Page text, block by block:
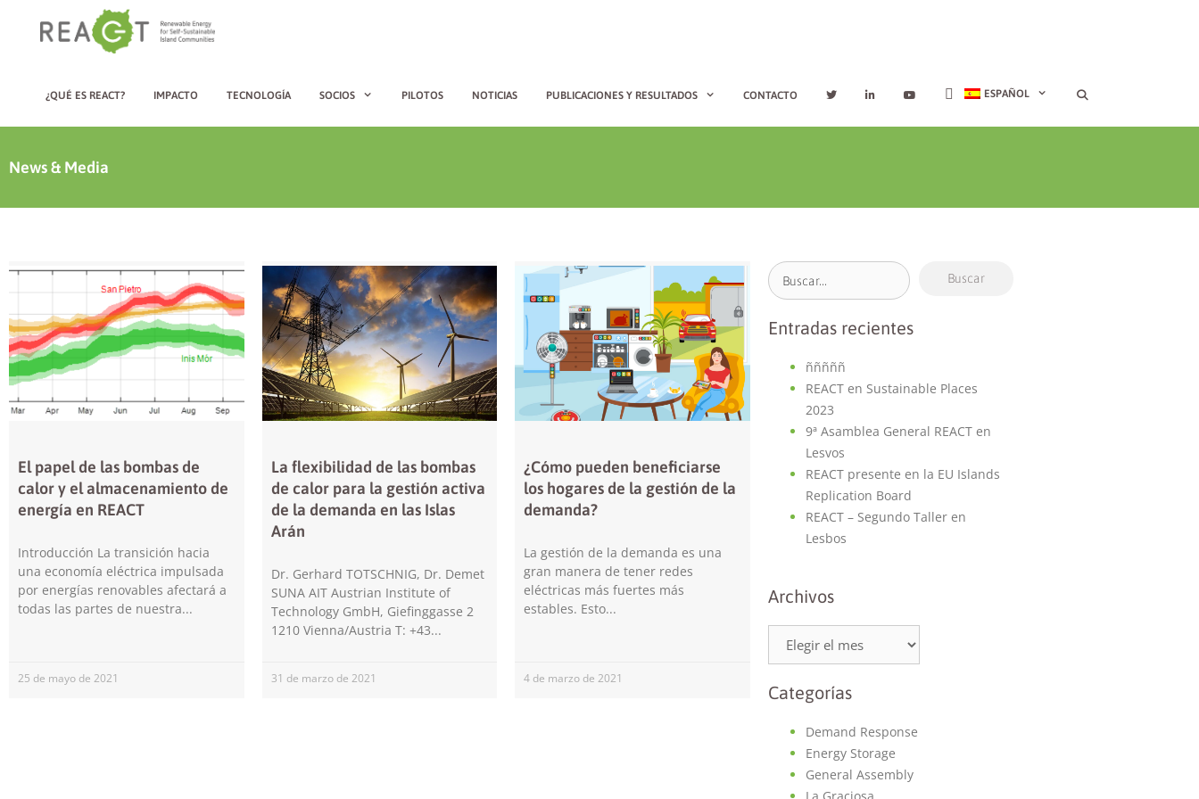
¿QUÉ ES REACT? IMPACTO TECNOLOGÍA SOCIOS PILOTOS NOTICIAS PUBLICACIONES Y RESULTADOS CONTACTO ESPAÑOL
News & Media
El papel de las bombas de
calor y el almacenamiento de
energía en REACT
Introducción La transición hacia
una economía eléctrica impulsada
por energías renovables afectará a
todas las partes de nuestra
25 de mayo de 2021
La flexibilidad de las bombas
de calor para la gestión activa
de la demanda en las Islas
Arán
Dr. Gerhard TOTSCHNIG, Dr. Demet
SUNA AIT Austrian Institute of
Technology GmbH, Giefinggasse 2
1210 Vienna/Austria T: +43
31 de marzo de 2021
¿Cómo pueden beneficiarse
los hogares de la gestión de la
demanda?
La gestión de la demanda es una
gran manera de tener redes
eléctricas más fuertes más
estables. Esto
4 de marzo de 2021
Entradas recientes
ñññññ
REACT en Sustainable Places
2023
9ª Asamblea General REACT en
Lesvos
REACT presente en la EU Islands
Replication Board
REACT – Segundo Taller en
Lesbos
Archivos
Categorías
Demand Response
Energy Storage
General Assembly
Estas
cookies no
son